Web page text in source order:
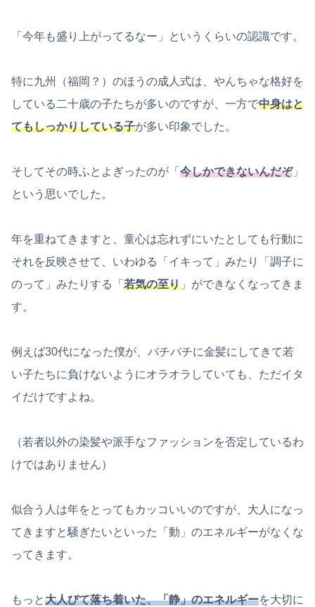
「今年も盛り上がってるなー」というくらいの認識です。
特に九州（福岡？）のほうの成人式は、やんちゃな格好を
している二十歳の子たちが多いのですが、一方で中身はと
てもしっかりしている子が多い印象でした。
そしてその時ふとよぎったのが「 今しかできないんだぞ」
という思いでした。
年を重ねてきますと、童心は忘れずにいたとしても行動に
それを反映させて、いわゆる「イキって」みたり「調子に
のって」みたりする「 若気の至り 」ができなくなってきま
す。
例えば30代になった僕が、バチバチに金髪にしてきて若
い子たちに負けないようにオラオラしていても、ただイタ
イだけですよね。
（若者以外の染髪や派手なファッションを否定しているわ
けではありません）
似合う人は年をとってもカッコいいのですが、大人になっ
てきますと騒ぎたいといった「動」のエネルギーがなくな
ってきます。
もっと大人びて落ち着いた、「静」のエネルギーを大切に